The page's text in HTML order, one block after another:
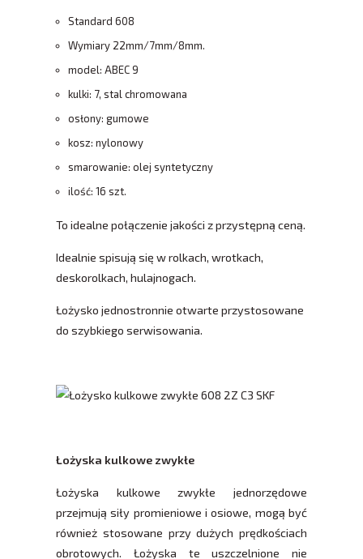
Standard 608
Wymiary 22mm/7mm/8mm.
model: ABEC 9
kulki: 7, stal chromowana
osłony: gumowe
kosz: nylonowy
smarowanie: olej syntetyczny
ilość: 16 szt.
To idealne połączenie jakości z przystępną ceną.
Idealnie spisują się w rolkach, wrotkach,
deskorolkach, hulajnogach.
Łożysko jednostronnie otwarte przystosowane
do szybkiego serwisowania.
Łożyska kulkowe zwykłe
Łożyska kulkowe zwykłe jednorzędowe
przejmują siły promieniowe i osiowe, mogą być
również stosowane przy dużych prędkościach
obrotowych. Łożyska te uszczelnione nie